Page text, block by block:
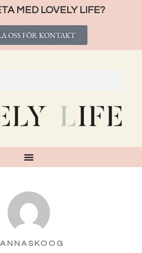
MED LOVELY LIFE?
OSS FÖR KONTAKT